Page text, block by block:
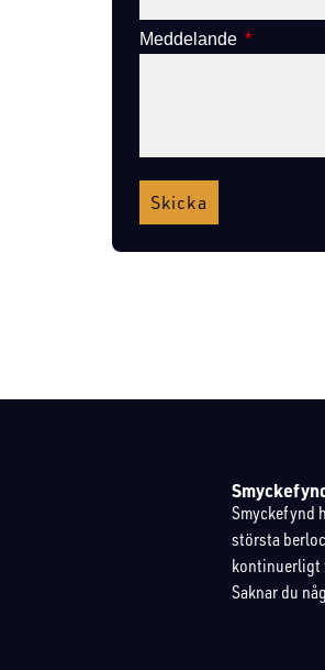
Meddelande
Skicka
Smyckefynd
största
kontinuerligt
Saknar du